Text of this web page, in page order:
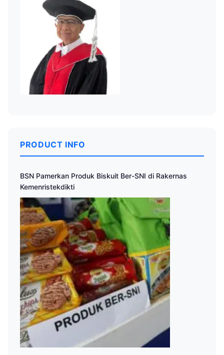
PRODUCT INFO
BSN Pamerkan Produk Biskuit Ber-SNI di Rakernas
Kemenristekdikti